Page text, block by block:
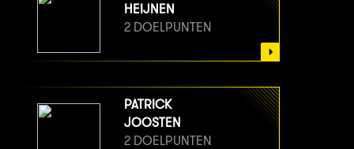
HEIJNEN
2 DOELPUNTEN
PATRICK
JOOSTEN
2 DOELPUNTEN